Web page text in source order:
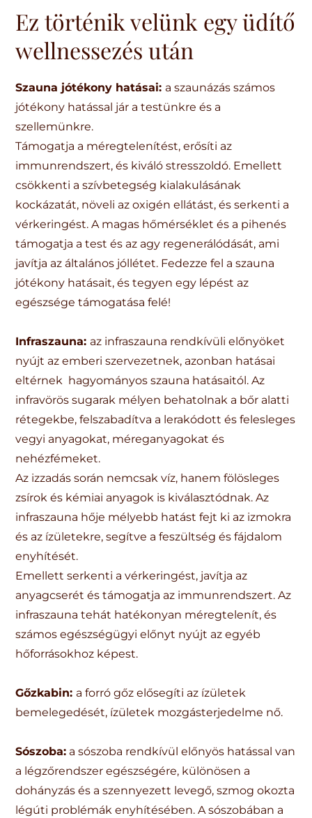
Ez történik velünk egy üdítő
wellnessezés után
Szauna jótékony hatásai: a szaunázás számos
jótékony hatással jár a testünkre és a
szellemünkre.
Támogatja a méregtelenítést, erősíti az
immunrendszert, és kiváló stresszoldó. Emellett
csökkenti a szívbetegség kialakulásának
kockázatát, növeli az oxigén ellátást, és serkenti a
vérkeringést. A magas hőmérséklet és a pihenés
támogatja a test és az agy regenerálódását, ami
javítja az általános jóllétet. Fedezze fel a szauna
jótékony hatásait, és tegyen egy lépést az
egészsége támogatása felé!
Infraszauna: az infraszauna rendkívüli előnyöket
nyújt az emberi szervezetnek, azonban hatásai
eltérnek hagyományos szauna hatásaitól. Az
infravörös sugarak mélyen behatolnak a bőr alatti
rétegekbe, felszabadítva a lerakódott és felesleges
vegyi anyagokat, méreganyagokat és
nehézfémeket.
Az izzadás során nemcsak víz, hanem fölösleges
zsírok és kémiai anyagok is kiválasztódnak. Az
infraszauna hője mélyebb hatást fejt ki az izmokra
és az ízületekre, segítve a feszültség és fájdalom
enyhítését.
Emellett serkenti a vérkeringést, javítja az
anyagcserét és támogatja az immunrendszert. Az
infraszauna tehát hatékonyan méregtelenít, és
számos egészségügyi előnyt nyújt az egyéb
hőforrásokhoz képest.
Gőzkabin: a forró gőz elősegíti az ízületek
bemelegedését, ízületek mozgásterjedelme nő.
Sószoba: a sószoba rendkívül előnyös hatással van
a légzőrendszer egészségére, különösen a
dohányzás és a szennyezett levegő, szmog okozta
légúti problémák enyhítésében. A sószobában a